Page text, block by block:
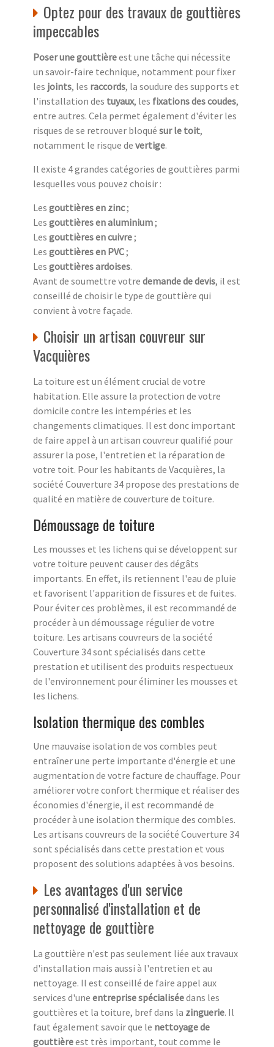
Optez pour des travaux de gouttières
impeccables
Poser une gouttièreest une tâche qui nécessite
un savoir-faire technique, notamment pour fixer
les joints, les raccords, la soudure des supports et
l'installation des tuyaux, les fixations des coudes,
entre autres. Cela permet également d'éviter les
risques de se retrouver bloqué sur le toit,
notamment le risque de vertige.
Il existe 4 grandes catégories de gouttières parmi
lesquelles vous pouvez choisir :
Les gouttières en zinc;
Les gouttières en aluminium;
Les gouttières en cuivre;
Les gouttières en PVC;
Les gouttières ardoises.
Avant de soumettre votre demande de devis, il est
conseillé de choisir le type de gouttière qui
convient à votre façade.
Choisir un artisan couvreur sur
Vacquières
La toiture est un élément crucial de votre
habitation. Elle assure la protection de votre
domicile contre les intempéries et les
changements climatiques. Il est donc important
de faire appel à un artisan couvreur qualifié pour
assurer la pose, l'entretien et la réparation de
votre toit. Pour les habitants de Vacquières, la
société Couverture 34 propose des prestations de
qualité en matière de couverture de toiture.
Démoussage de toiture
Les mousses et les lichens qui se développent sur
votre toiture peuvent causer des dégâts
importants. En effet, ils retiennent l'eau de pluie
et favorisent l'apparition de fissures et de fuites.
Pour éviter ces problèmes, il est recommandé de
procéder à un démoussage régulier de votre
toiture. Les artisans couvreurs de la société
Couverture 34 sont spécialisés dans cette
prestation et utilisent des produits respectueux
de l'environnement pour éliminer les mousses et
les lichens.
Isolation thermique des combles
Une mauvaise isolation de vos combles peut
entraîner une perte importante d'énergie et une
augmentation de votre facture de chauffage. Pour
améliorer votre confort thermique et réaliser des
économies d'énergie, il est recommandé de
procéder à une isolation thermique des combles.
Les artisans couvreurs de la société Couverture 34
sont spécialisés dans cette prestation et vous
proposent des solutions adaptées à vos besoins.
Les avantages d'un service
personnalisé d'installation et de
nettoyage de gouttière
La gouttière n'est pas seulement liée aux travaux
d'installation mais aussi à l'entretien et au
nettoyage. Il est conseillé de faire appel aux
services d'une entreprise spécialiséedans les
gouttières et la toiture, bref dans la zinguerie. Il
faut également savoir que le nettoyage de
gouttièreest très important, tout comme le